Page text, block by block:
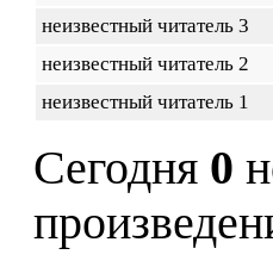
неизвестный читатель 3
неизвестный читатель 2
неизвестный читатель 1
Сегодня 0